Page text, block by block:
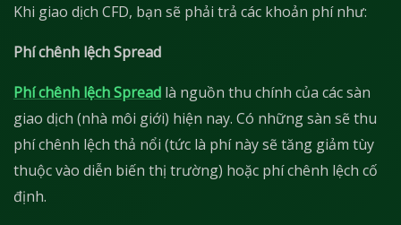
Khi giao dịch CFD, bạn sẽ phải trả các khoản phí như:
Phí chênh lệch Spread
Phí chênh lệch Spread là nguồn thu chính của các sàn
giao dịch (nhà môi giới) hiện nay. Có những sàn sẽ thu
phí chênh lệch thả nổi (tức là phí này sẽ tăng giảm tùy
thuộc vào diễn biến thị trường) hoặc phí chênh lệch cố
định.